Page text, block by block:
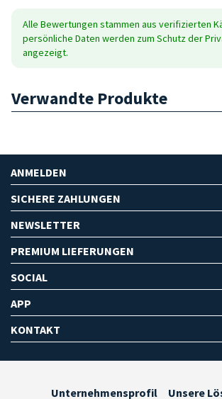
Alle Bewertungen stammen aus verifizierten
persönliche Daten werden zum Schutz der
angezeigt.
Verwandte Produkte
ANMELDEN
SICHERE ZAHLUNGEN
NEWSLETTER
PREMIUM LIEFERUNGEN
SOCIAL
APP
KONTAKT
Unternehmensprofil Unsere